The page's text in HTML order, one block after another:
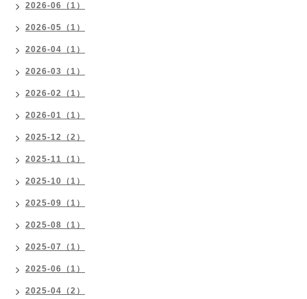
2026-06（1）
2026-05（1）
2026-04（1）
2026-03（1）
2026-02（1）
2026-01（1）
2025-12（2）
2025-11（1）
2025-10（1）
2025-09（1）
2025-08（1）
2025-07（1）
2025-06（1）
2025-04（2）